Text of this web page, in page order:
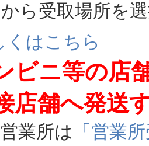
から受取場所を
くはこちら
ビニ等の店
店舗へ発送
所は 「営業